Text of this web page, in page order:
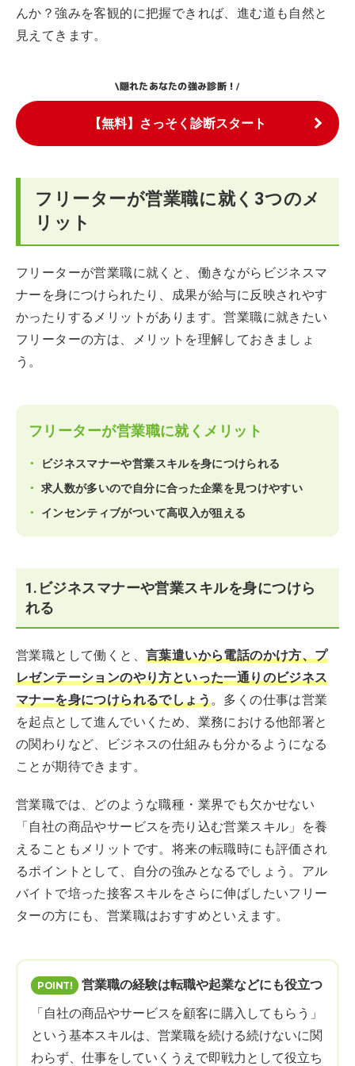
んか？強みを客観的に把握できれば、進む道も自然と
見えてきます。
\隠れたあなたの強み診断！/
【無料】さっそく診断スタート
フリーターが営業職に就く3つのメ
リット
フリーターが営業職に就くと、働きながらビジネスマ
ナーを身につけられたり、成果が給与に反映されやす
かったりするメリットがあります。営業職に就きたい
フリーターの方は、メリットを理解しておきましょ
う。
フリーターが営業職に就くメリット
ビジネスマナーや営業スキルを身につけられる
求人数が多いので自分に合った企業を見つけやすい
インセンティブがついて高収入が狙える
1.ビジネスマナーや営業スキルを身につけら
れる
営業職として働くと、 言葉遣いから電話のかけ方、プ
レゼンテーションのやり方といった一通りのビジネス
マナーを身につけられるでしょう 。多くの仕事は営業
を起点として進んでいくため、業務における他部署と
の関わりなど、ビジネスの仕組みも分かるようになる
ことが期待できます。
営業職では、どのような職種・業界でも欠かせない
「自社の商品やサービスを売り込む営業スキル」を養
えることもメリットです。将来の転職時にも評価され
るポイントとして、自分の強みとなるでしょう。アル
バイトで培った接客スキルをさらに伸ばしたいフリー
ターの方にも、営業職はおすすめといえます。
営業職の経験は転職や起業などにも役立つ
「自社の商品やサービスを顧客に購入してもらう」
という基本スキルは、営業職を続ける続けないに関
わらず、仕事をしていくうえで即戦力として役立ち